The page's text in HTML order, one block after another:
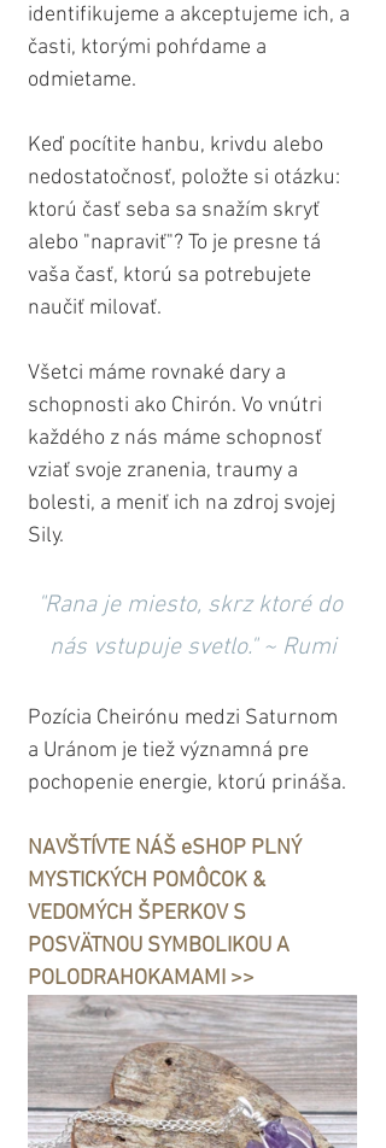
identifikujeme a akceptujeme ich, a
časti, ktorými pohŕdame a
odmietame.
Keď pocítite hanbu, krivdu alebo
nedostatočnosť, položte si otázku:
ktorú časť seba sa snažím skryť
alebo "napraviť"? To je presne tá
vaša časť, ktorú sa potrebujete
naučiť milovať.
Všetci máme rovnaké dary a
schopnosti ako Chirón. Vo vnútri
každého z nás máme schopnosť
vziať svoje zranenia, traumy a
bolesti, a meniť ich na zdroj svojej
Sily.
"Rana je miesto, skrz ktoré do
nás vstupuje svetlo." ~ Rumi
Pozícia Cheirónu medzi Saturnom
a Uránom je tiež významná pre
pochopenie energie, ktorú prináša.
NAVŠTÍVTE NÁŠ eSHOP PLNÝ
MYSTICKÝCH POMÔCOK &
VEDOMÝCH ŠPERKOV S
POSVÄTNOU SYMBOLIKOU A
POLODRAHOKAMAMI >>